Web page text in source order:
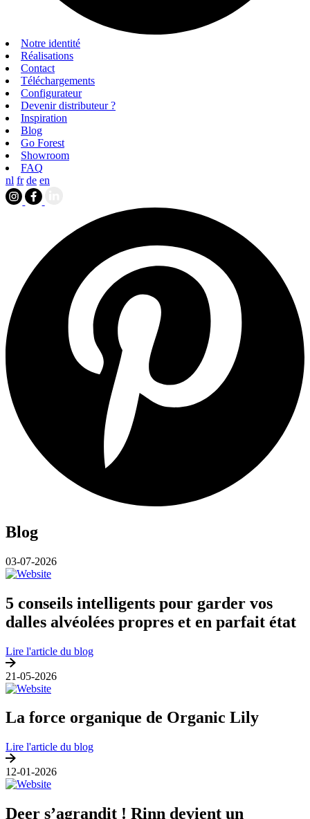
Notre identité
Réalisations
Contact
Téléchargements
Configurateur
Devenir distributeur ?
Inspiration
Blog
Go Forest
Showroom
FAQ
nl fr de en
Blog
03-07-2026
5 conseils intelligents pour garder vos
dalles alvéolées propres et en parfait état
Lire l'article du blog
21-05-2026
La force organique de Organic Lily
Lire l'article du blog
12-01-2026
Deer s’agrandit ! Rinn devient un